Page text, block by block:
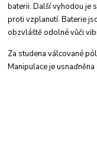
baterii. Další vyhodou je
protivzplanutí. Baterie
obzvláště odolné vůči
Za studena válcované
Manipulace je usnaďněna